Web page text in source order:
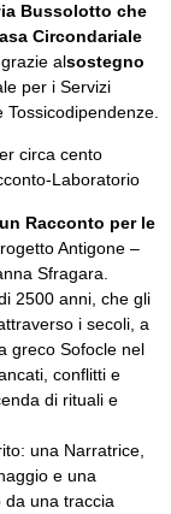
Bussolotto che
Circondariale
alsostegno
per i Servizi
circa cento
Laboratorio
Racconto per le
Antigone –
Sfragara.
2500 anni, che gli
i secoli, a
greco Sofocle nel
conflitti e
di rituali e
una Narratrice,
e una
da una traccia